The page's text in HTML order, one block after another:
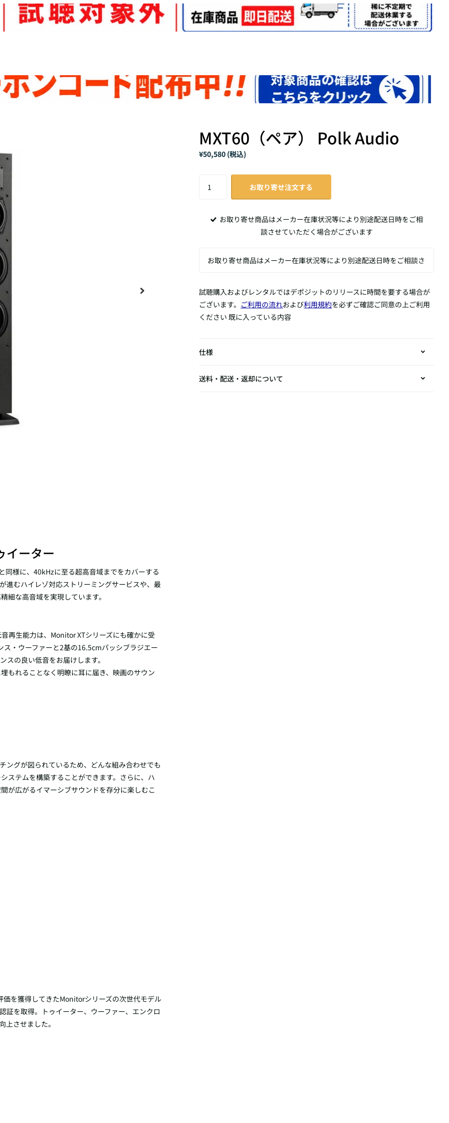
イーター
様に、40kHzに至る超高音域までをカバーする
進むハイレゾ対応ストリーミングサービスや、最
細な高音域を実現しています。
再生能力は、Monitor XTシリーズにも確かに受
・ウーファーと2基の16.5cmパッシブラジエー
の良い低音をお届けします。
もれることなく明瞭に耳に届き、映画のサウン
ングが図られているため、どんな組み合わせでも
ステムを構築することができます。さらに、ハ
が広がるイマーシブサウンドを存分に楽しむこ
を獲得してきたMonitorシリーズの次世代モデル
証を取得。トゥイーター、ウーファー、エンクロ
上させました。
MXT60（ペア） Polk Audio
¥50,580 (税込)
お取り寄せ注文する
お取り寄せ商品はメーカー在庫状況等により別途配送日時をご相
談させていただく場合がございます
試聴購入およびレンタルではデポジットのリリースに時間を要する場合が
ございます。 ご利用の流れおよび利用規約を必ずご確認ご同意の上ご利用
ください 既に入っている内容
仕様
送料・配送・返却について